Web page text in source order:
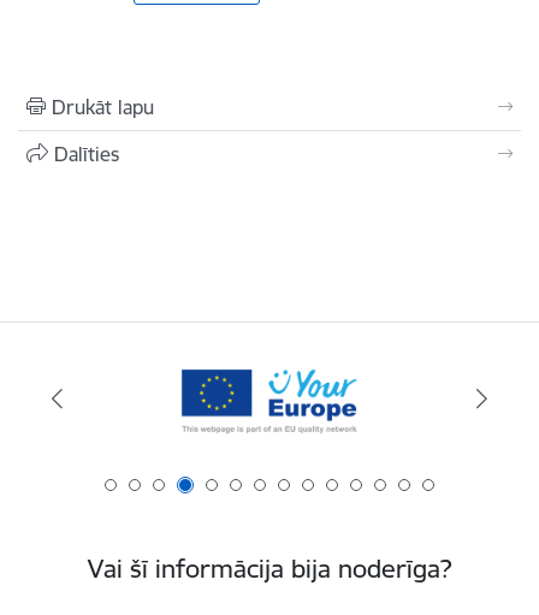
Drukāt lapu
Dalīties
Vai šī informācija bija noderīga?